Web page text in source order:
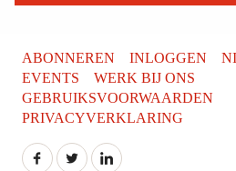
ABONNEREN INLOGGEN
EVENTS
WERK BIJ ONS
GEBRUIKSVOORWAARDEN
PRIVACYVERKLARING